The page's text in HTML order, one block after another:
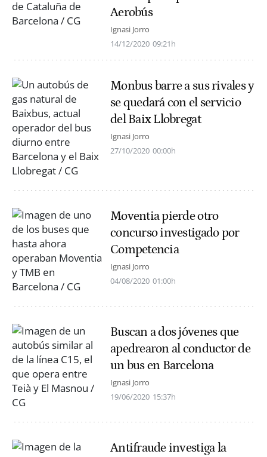
Aerobús
Ignasi Jorro
14/12/2020 09:21h
Monbus barre a sus rivales y
se quedará con el servicio
del Baix Llobregat
Ignasi Jorro
27/10/2020 00:00h
Moventia pierde otro
concurso investigado por
Competencia
Ignasi Jorro
04/08/2020 01:00h
Buscan a dos jóvenes que
apedrearon al conductor de
un bus en Barcelona
Ignasi Jorro
19/06/2020 15:37h
Antifraude investiga la